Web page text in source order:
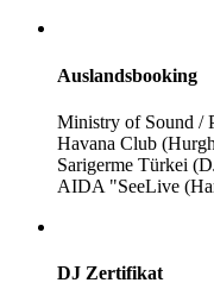
Auslandsbooking
Ministry of Sound /
Havana Club
Sarigerme Türkei
AIDA "SeeLive
DJ Zertifikat